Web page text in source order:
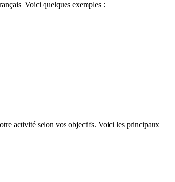
Voici quelques exemples :
activité selon vos objectifs. Voici les principaux